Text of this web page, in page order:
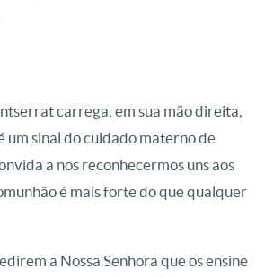
carrega, em sua mão direita,
um sinal do cuidado materno de
a nos reconhecermos uns aos
é mais forte do que qualquer
a Nossa Senhora que os ensine